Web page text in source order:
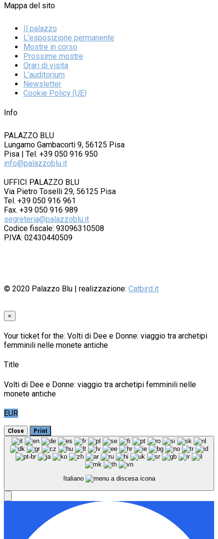
Mappa del sito
Il palazzo
L’esposizione permanente
Mostre in corso
Prossime mostre
Orari di visita
L’auditorium
Newsletter
Cookie Policy (UE)
Info
PALAZZO BLU
Lungarno Gambacorti 9, 56125 Pisa
Pisa | Tel. +39 050 916 950
info@palazzoblu.it
UFFICI PALAZZO BLU
Via Pietro Toselli 29, 56125 Pisa
Tel. +39 050 916 961
Fax. +39 050 916 989
segreteria@palazzoblu.it
Codice fiscale: 93096310508
P.IVA: 02430440509
© 2020 Palazzo Blu | realizzazione: Catbird.it
×
Your ticket for the: Volti di Dee e Donne: viaggio tra archetipi
femminili nelle monete antiche
Title
Volti di Dee e Donne: viaggio tra archetipi femminili nelle
monete antiche
EUR
Close Print
Italiano